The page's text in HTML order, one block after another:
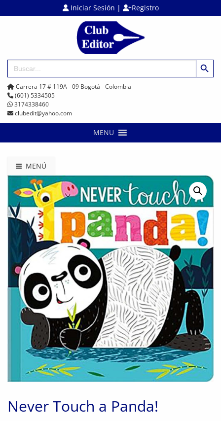
Iniciar Sesión | Registro
Buscar: Botón de
Carrera 17 # 119A - 09 Bogotá - Colombia
(601) 5334505
3174338460
clubedit@yahoo.com
MENU
MENÚ
Never Touch a Panda!